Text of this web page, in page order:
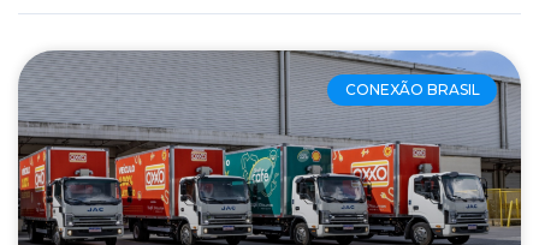
Agenda
Contato
CONEXÃO BRASIL